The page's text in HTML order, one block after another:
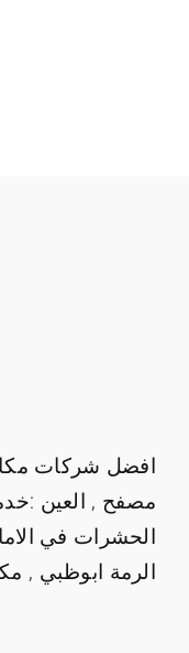
افضل شركات
مصفح , العين
الحشرات في
الرمة ابوظبي ,